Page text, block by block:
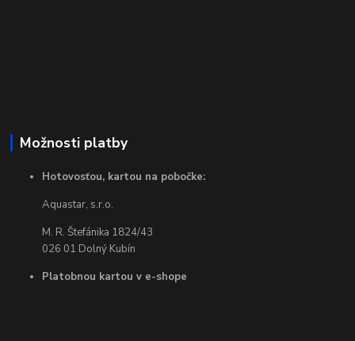
Možnosti platby
Hotovosťou, kartou na pobočke:
Aquastar, s.r.o.
M. R. Štefánika 1824/43
026 01 Dolný Kubín
Platobnou kartou v e-shope